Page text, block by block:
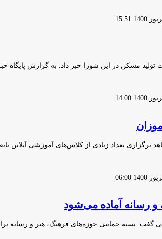
تولید مسکن در این شورا خبر داد. به گزارش پایگاه
برگزاری تعداد زیادی از کلاس‌های آموزشی آنلاین
و رسانه آماده می‌شود
گفت: بسته حمایتی حوزه‌های فرهنگ، هنر و رسانه